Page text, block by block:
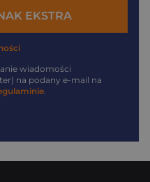
EKSTRA
wiadomości
na podany e-mail na